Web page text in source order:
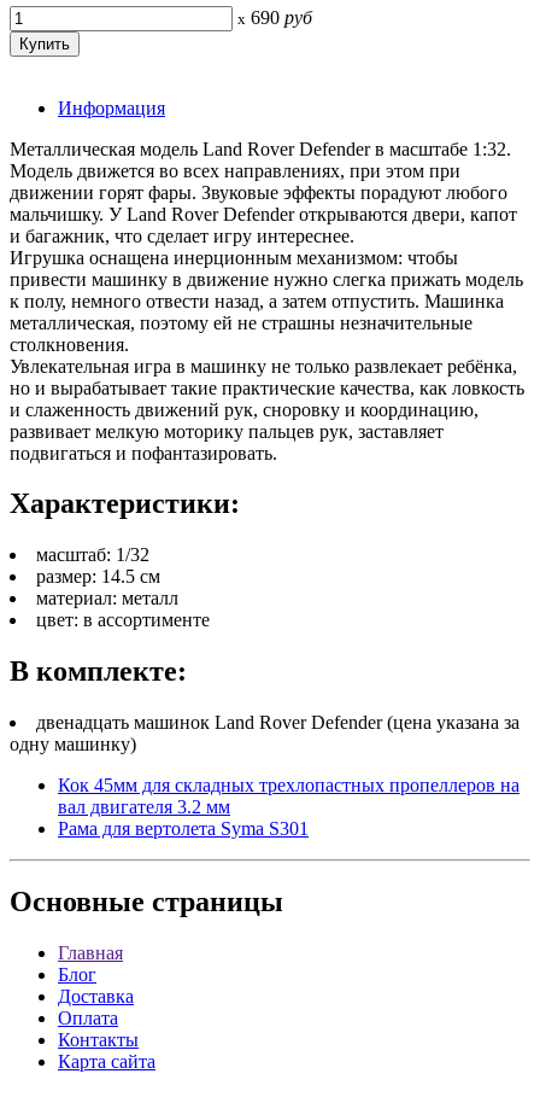
x 690 руб
Информация
Металлическая модель Land Rover Defender в масштабе 1:32.
Модель движется во всех направлениях, при этом при
движении горят фары. Звуковые эффекты порадуют любого
мальчишку. У Land Rover Defender открываются двери, капот
и багажник, что сделает игру интереснее.
Игрушка оснащена инерционным механизмом: чтобы
привести машинку в движение нужно слегка прижать модель
к полу, немного отвести назад, а затем отпустить. Машинка
металлическая, поэтому ей не страшны незначительные
столкновения.
Увлекательная игра в машинку не только развлекает ребёнка,
но и вырабатывает такие практические качества, как ловкость
и слаженность движений рук, сноровку и координацию,
развивает мелкую моторику пальцев рук, заставляет
подвигаться и пофантазировать.
Характеристики:
масштаб: 1/32
размер: 14.5 см
материал: металл
цвет: в ассортименте
В комплекте:
двенадцать машинок Land Rover Defender (цена указана за
одну машинку)
Кок 45мм для складных трехлопастных пропеллеров на
вал двигателя 3.2 мм
Рама для вертолета Syma S301
Основные страницы
Главная
Блог
Доставка
Оплата
Контакты
Карта сайта